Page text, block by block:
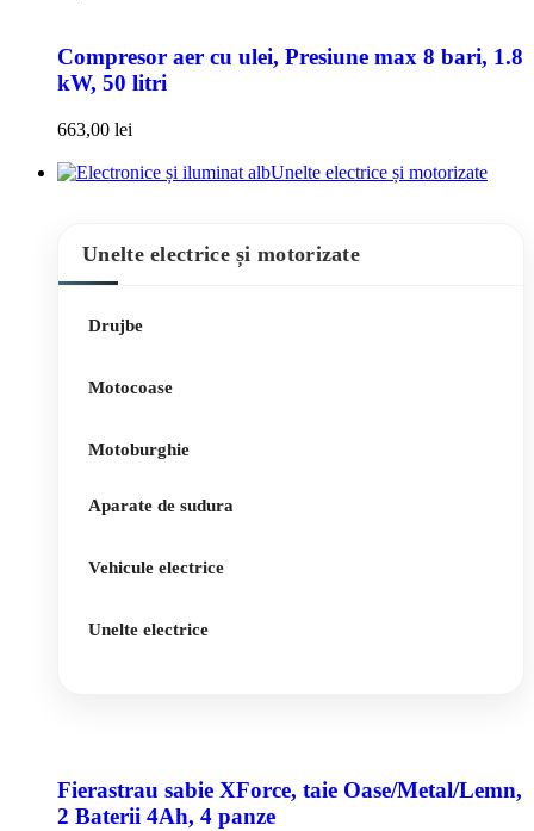
Compresor aer cu ulei, Presiune max 8 bari, 1.8
kW, 50 litri
663,00 lei
Unelte electrice și motorizate
Unelte electrice și motorizate
Drujbe
Motocoase
Motoburghie
Aparate de sudura
Vehicule electrice
Unelte electrice
Fierastrau sabie XForce, taie Oase/Metal/Lemn,
2 Baterii 4Ah, 4 panze